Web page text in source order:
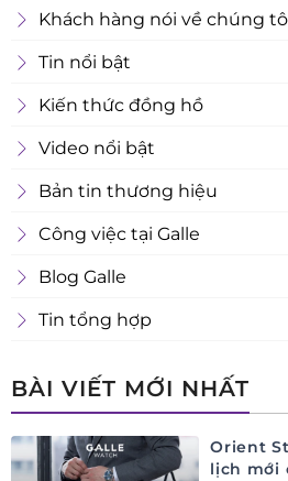
Khách hàng nói về chúng
Tin nổi bật
Kiến thức đồng hồ
Video nổi bật
Bản tin thương hiệu
Công việc tại Galle
Blog Galle
Tin tổng hợp
BÀI VIẾT MỚI NHẤT
Orient
lịch mới